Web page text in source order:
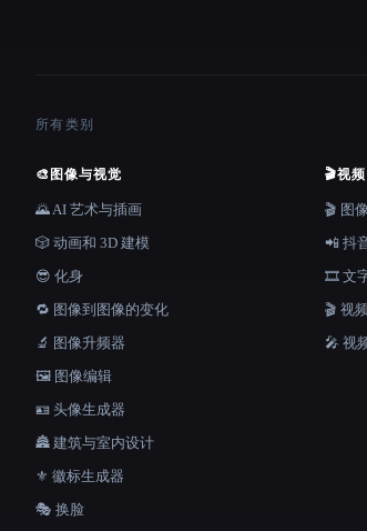
所有类别
🎨 图像与视觉
🌄 AI 艺术与插画
🎲 动画和 3D 建模
😎 化身
🔁 图像到图像的变化
🔬 图像升频器
🖼️ 图像编辑
🪪 头像生成器
🏯 建筑与室内设计
⚜️ 徽标生成器
🎭 换脸
🎬视频
🎬 图
📲 抖
🎞️ 文
🎬 视
🎤 视